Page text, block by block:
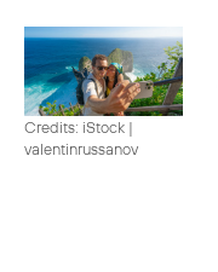
Credits: iStock |
valentinrussanov